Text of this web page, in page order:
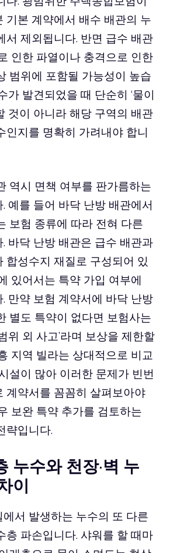
기본 계약에서 배수 배관의 누
서 제외됩니다. 반면 급수 배관
인한 파열이나 충격으로 인한
범위에 포함될 가능성이 높습
가 발견되었을 때 단순히 ‘물이
것이 아니라 해당 구역의 배관
인지를 명확히 가려내야 합니
역시 면책 여부를 판가름하는
예를 들어 바닥 난방 배관에서
보험 종류에 따라 전혀 다른
바닥 난방 배관은 급수 배관과
합성수지 재질로 구성되어 있
있어서는 특약 가입 여부에
만약 보험 계약서에 바닥 난방
별도 특약이 없다면 보험사는
위 외 사고’라며 보상을 제한할
지역 빌라는 상대적으로 비교
설이 많아 이러한 문제가 빈번
계약서를 꼼꼼히 살펴보아야
보완 특약 추가를 검토하는
략입니다.
누수와 천장·벽 누
이
서 발생하는 누수의 또 다른
층 파손입니다. 샤워를 할 때마